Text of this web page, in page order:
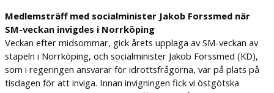
Medlemsträff med socialminister Jakob Forssmed när
SM-veckan invigdes i Norrköping
Veckan efter midsommar, gick årets upplaga av SM-veckan av
stapeln i Norrköping, och socialminister Jakob Forssmed (KD),
som i regeringen ansvarar för idrottsfrågorna, var på plats på
tisdagen för att inviga. Innan invigningen fick vi östgötska